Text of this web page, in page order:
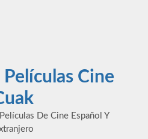
Cine
De Cine Español Y